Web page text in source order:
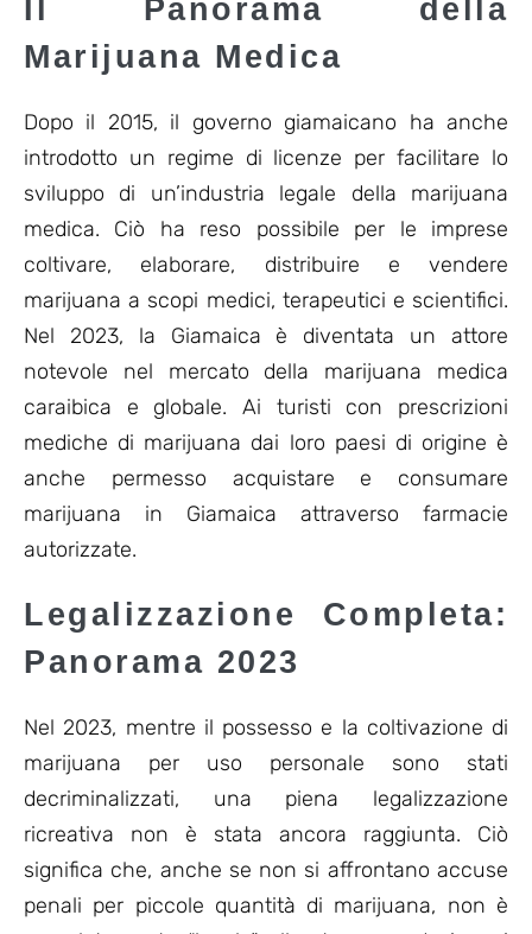
Il Panorama della
Marijuana Medica
Dopo il 2015, il governo giamaicano ha anche
introdotto un regime di licenze per facilitare lo
sviluppo di un’industria legale della marijuana
medica. Ciò ha reso possibile per le imprese
coltivare, elaborare, distribuire e vendere
marijuana a scopi medici, terapeutici e scientifici.
Nel 2023, la Giamaica è diventata un attore
notevole nel mercato della marijuana medica
caraibica e globale. Ai turisti con prescrizioni
mediche di marijuana dai loro paesi di origine è
anche permesso acquistare e consumare
marijuana in Giamaica attraverso farmacie
autorizzate.
Legalizzazione Completa:
Panorama 2023
Nel 2023, mentre il possesso e la coltivazione di
marijuana per uso personale sono stati
decriminalizzati, una piena legalizzazione
ricreativa non è stata ancora raggiunta. Ciò
significa che, anche se non si affrontano accuse
penali per piccole quantità di marijuana, non è